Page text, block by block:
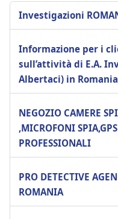
Investigazioni
Informazione per i
sull’attività di E.A.
Albertaci) in Romania
NEGOZIO CAMERE
,MICROFONI
PROFESSIONALI
PRO DETECTIVE
ROMANIA